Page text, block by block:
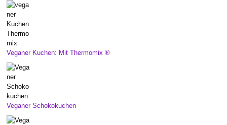
Veganer Kuchen: Mit Thermomix ®
Veganer Schokokuchen